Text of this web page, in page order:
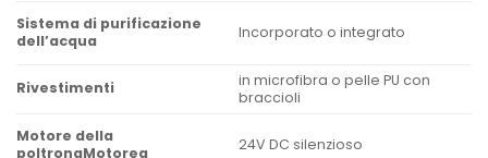
Sistema di purificazione
dell’acqua
Incorporato o integrato
Rivestimenti
in microfibra o pelle PU con
braccioli
Motore della
poltronaMotorea
24V DC silenzioso